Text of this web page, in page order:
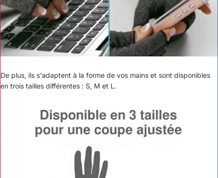
De plus, ils s'adaptent à la forme de vos mains et sont disponibles
en trois tailles différentes : S, M et L.